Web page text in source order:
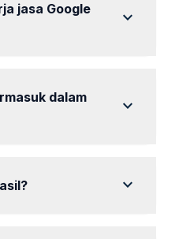
jasa Google
expand_more
dalam
expand_more
expand_more